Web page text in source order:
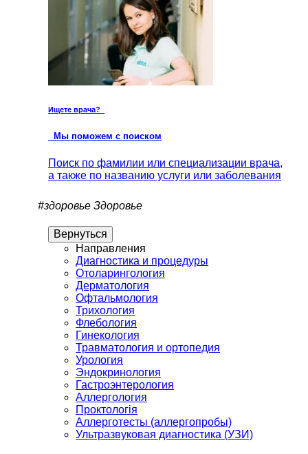
Ищете врача?
Мы поможем с поиском
Поиск по фамилии или специализации врача,
а также по названию услуги или заболевания
#здоровье Здоровье
Вернуться
Направления
Диагностика и процедуры
Отоларингология
Дерматология
Офтальмология
Трихология
Флебология
Гинекология
Травматология и ортопедия
Урология
Эндокринология
Гастроэнтерология
Аллергология
Проктологія
Аллерготесты (аллергопробы)
Ультразвуковая диагностика (УЗИ)